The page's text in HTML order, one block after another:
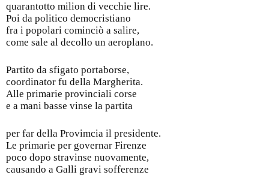
quarantotto milion di vecchie lire.
Poi da politico democristiano
fra i popolari cominciò a salire,
come sale al decollo un aeroplano.
Partito da sfigato portaborse,
coordinator fu della Margherita.
Alle primarie provinciali corse
e a mani basse vinse la partita
per far della Provimcia il presidente.
Le primarie per governar Firenze
poco dopo stravinse nuovamente,
causando a Galli gravi sofferenze